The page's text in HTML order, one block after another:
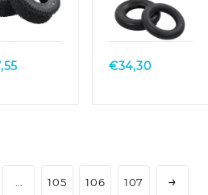
rubber
Quick
View
rubberQuick
View
€34,30
… 105 106 107 →